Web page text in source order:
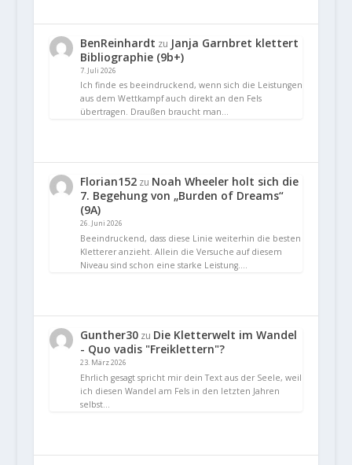
BenReinhardt zu Janja Garnbret klettert
Bibliographie (9b+)
7. Juli 2026
Ich finde es beeindruckend, wenn sich die Leistungen
aus dem Wettkampf auch direkt an den Fels
übertragen. Draußen braucht man…
Florian152zu Noah Wheeler holt sich die
7. Begehung von „Burden of Dreams“
(9A)
26. Juni 2026
Beeindruckend, dass diese Linie weiterhin die besten
Kletterer anzieht. Allein die Versuche auf diesem
Niveau sind schon eine starke Leistung.…
Gunther30zu Die Kletterwelt im Wandel
- Quo vadis "Freiklettern"?
23. März 2026
Ehrlich gesagt spricht mir dein Text aus der Seele, weil
ich diesen Wandel am Fels in den letzten Jahren
selbst…